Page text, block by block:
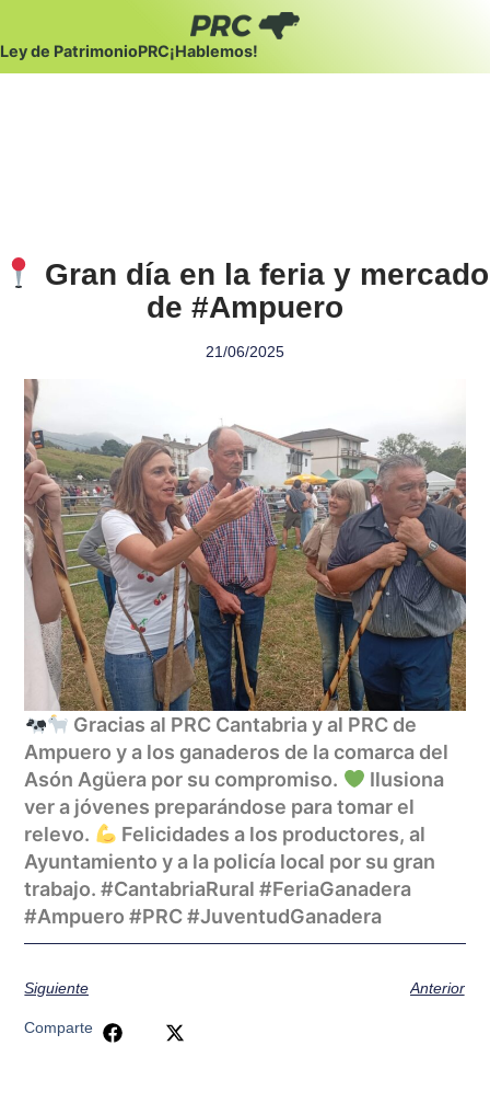
Ley de PatrimonioPRC¡Hablemos!
Gran día en la feria y mercado
de #Ampuero
21/06/2025
Gracias al PRC Cantabria y al PRC de
Ampuero y a los ganaderos de la comarca del
Asón Agüera por su compromiso.
Ilusiona
ver a jóvenes preparándose para tomar el
relevo.
Felicidades a los productores, al
Ayuntamiento y a la policía local por su gran
trabajo. #CantabriaRural #FeriaGanadera
#Ampuero #PRC #JuventudGanadera
Siguiente Anterior
Comparte